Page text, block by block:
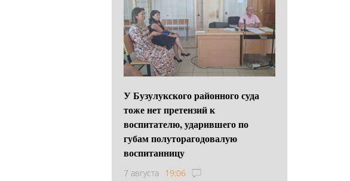
У Бузулукского районного суда
тоже нет претензий к
воспитателю, ударившего по
губам полуторагодовалую
воспитанницу
7 августа 19:06